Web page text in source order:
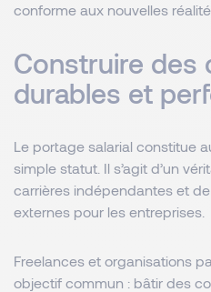
conforme aux nouvelles
Construire des
durables et
Le portage salarial constitue
simple statut. Il s’agit d’un
carrières indépendantes et
externes pour les entreprises.
Freelances et organisations
objectif commun : bâtir des